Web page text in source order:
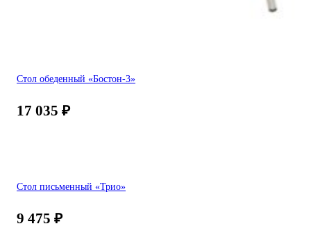
Стол обеденный «Бостон-3»
17 035 ₽
Стол письменный «Трио»
9 475 ₽